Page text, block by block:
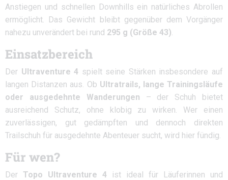
Anstiegen und schnellen Downhills ein natürliches Abrollen
ermöglicht. Das Gewicht bleibt gegenüber dem Vorgänger
nahezu unverändert bei rund 295 g (Größe 43).
Einsatzbereich
Der Ultraventure 4 spielt seine Stärken insbesondere auf
langen Distanzen aus. Ob Ultratrails, lange Trainingsläufe
oder ausgedehnte Wanderungen – der Schuh bietet
ausreichend Schutz, ohne klobig zu wirken. Wer einen
zuverlässigen, gut gedämpften und dennoch direkten
Trailschuh für ausgedehnte Abenteuer sucht, wird hier fündig.
Für wen?
Der Topo Ultraventure 4 ist ideal für Läuferinnen und